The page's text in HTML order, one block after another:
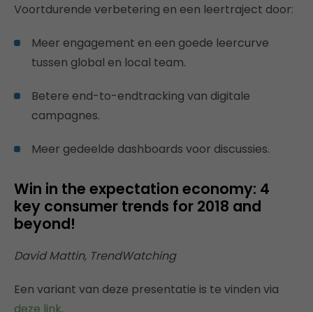
Voortdurende verbetering en een leertraject door:
Meer engagement en een goede leercurve
tussen global en local team.
Betere end-to-endtracking van digitale
campagnes.
Meer gedeelde dashboards voor discussies.
Win in the expectation economy: 4
key consumer trends for 2018 and
beyond!
David Mattin, TrendWatching
Een variant van deze presentatie is te vinden via
deze link.